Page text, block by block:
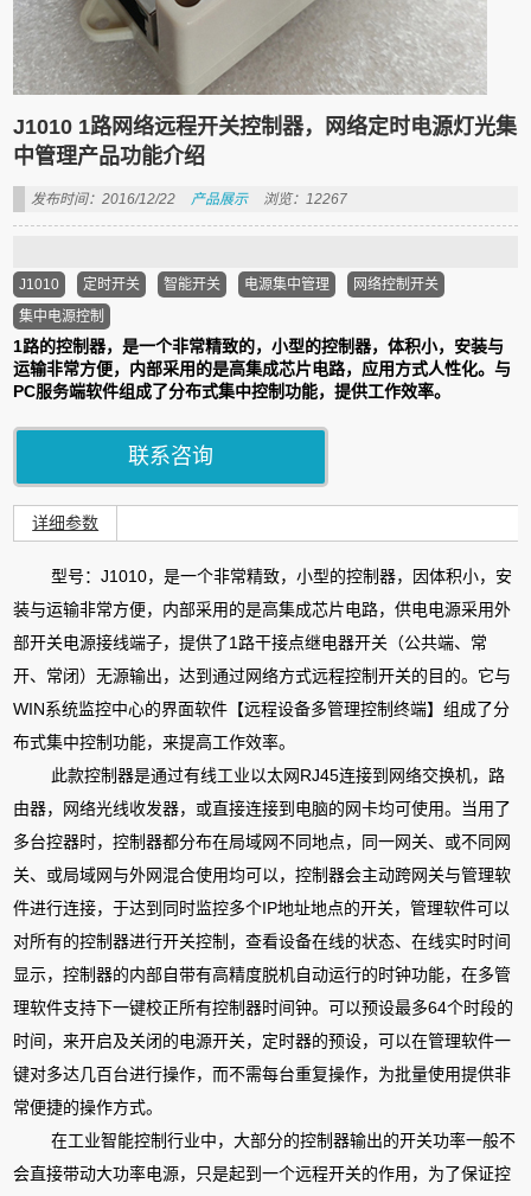
J1010 1路网络远程开关控制器，网络定时电源灯光集
中管理产品功能介绍
发布时间：2016/12/22 产品展示 浏览：12267
J1010 定时开关 智能开关 电源集中管理
网络控制开关
集中电源控制
1路的控制器，是一个非常精致的，小型的控制器，体积小，安装与
运输非常方便，内部采用的是高集成芯片电路，应用方式人性化。与
PC服务端软件组成了分布式集中控制功能，提供工作效率。
联系咨询
详细参数
型号：J1010，是一个非常精致，小型的控制器，因体积小，安
装与运输非常方便，内部采用的是高集成芯片电路，供电电源采用外
部开关电源接线端子，提供了1路干接点继电器开关（公共端、常
开、常闭）无源输出，达到通过网络方式远程控制开关的目的。它与
WIN系统监控中心的界面软件【远程设备多管理控制终端】组成了分
布式集中控制功能，来提高工作效率。
此款控制器是通过有线工业以太网RJ45连接到网络交换机，路
由器，网络光线收发器，或直接连接到电脑的网卡均可使用。当用了
多台控器时，控制器都分布在局域网不同地点，同一网关、或不同网
关、或局域网与外网混合使用均可以，控制器会主动跨网关与管理软
件进行连接，于达到同时监控多个IP地址地点的开关，管理软件可以
对所有的控制器进行开关控制，查看设备在线的状态、在线实时时间
显示，控制器的内部自带有高精度脱机自动运行的时钟功能，在多管
理软件支持下一键校正所有控制器时间钟。可以预设最多64个时段的
时间，来开启及关闭的电源开关，定时器的预设，可以在管理软件一
键对多达几百台进行操作，而不需每台重复操作，为批量使用提供非
常便捷的操作方式。
在工业智能控制行业中，大部分的控制器输出的开关功率一般不
会直接带动大功率电源，只是起到一个远程开关的作用，为了保证控